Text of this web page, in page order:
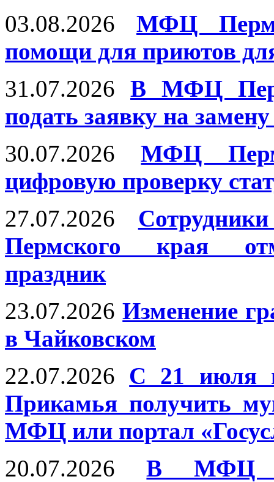
03.08.2026
МФЦ
помощи для приютов
31.07.2026
В МФЦ
подать заявку на
30.07.2026
МФЦ
цифровую проверку
27.07.2026
Пермского края
праздник
23.07.2026 Изменение
в Чайковском
22.07.2026
С 21 июля
Прикамья получить
МФЦ или портал
20.07.2026
В МФЦ